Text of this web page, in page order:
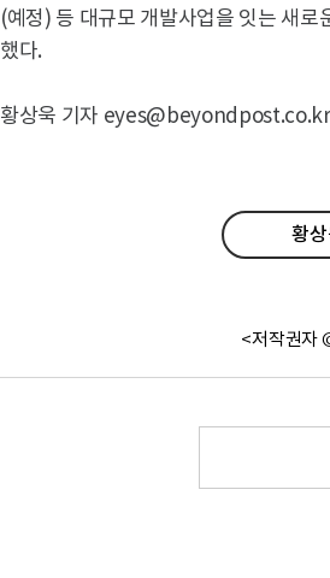
(예정) 등 대규모 개발사업을 잇는 새
했다.
황상욱 기자 eyes@beyondpost.co.kr
황
<저작권자